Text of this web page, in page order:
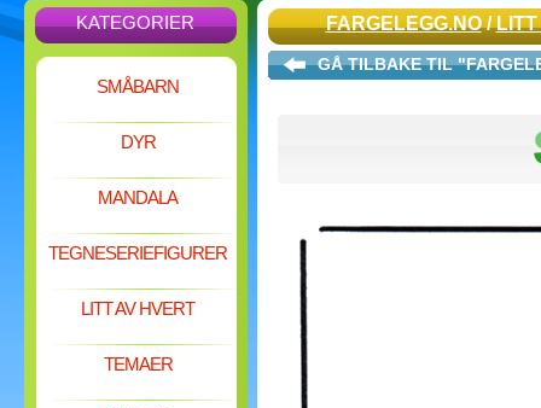
KATEGORIER
SMÅBARN
DYR
MANDALA
TEGNESERIEFIGURER
LITT AV HVERT
TEMAER
FARGELEGG.NO/LITT
GÅ TILBAKE TIL